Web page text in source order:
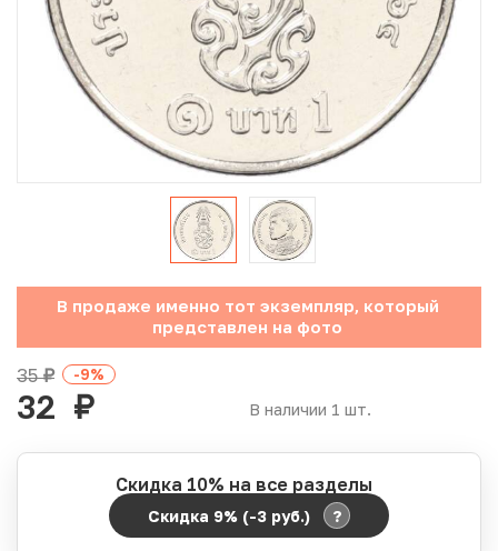
Юбилейные монеты Банка России (с 1999 года)
Памятные и инвестиционные монеты СССР и России
Иностранные монеты
Неофициальные выпуски монет (Unusual)
Античные и средневековые монеты
Наборы монет
Инвестиционные монеты
В продаже именно тот экземпляр, который
представлен на фото
В наличии 1 шт.
35руб. -9%
32 руб.
Скидка 10% на все разделы
Скидка 9% (-3 руб.) ?